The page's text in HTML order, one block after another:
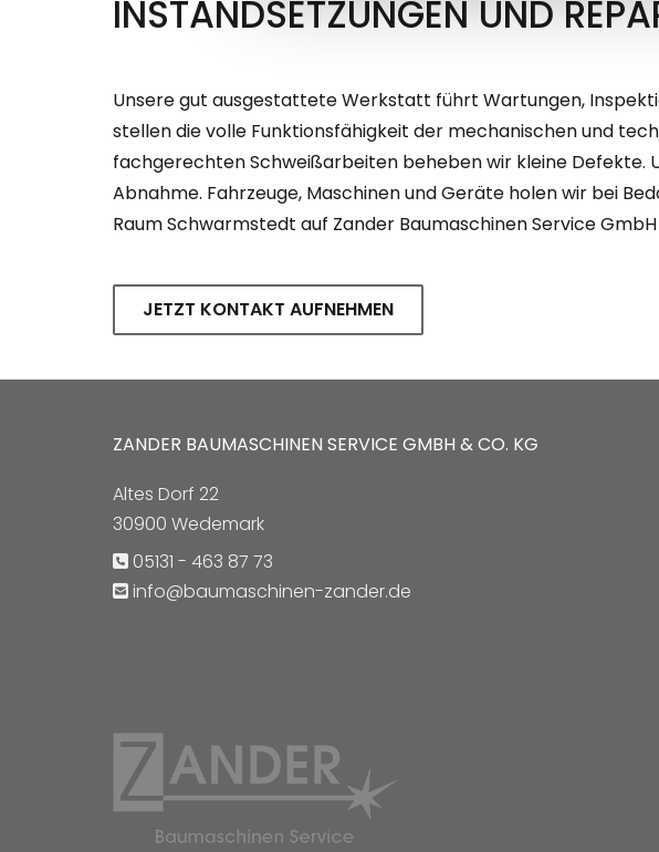
INSTANDSETZUNGEN UND
Unsere gut ausgestattete Werkstatt führt Wartungen,
stellen die volle Funktionsfähigkeit der mechanischen und
fachgerechten Schweißarbeiten beheben wir kleine Defekte.
Abnahme. Fahrzeuge, Maschinen und Geräte holen wir bei
Raum Schwarmstedt auf Zander Baumaschinen Service GmbH
JETZT KONTAKT AUFNEHMEN
ZANDER BAUMASCHINEN SERVICE GMBH & CO. KG
Altes Dorf 22
30900 Wedemark
 05131 - 463 87 73
 info@baumaschinen-zander.de